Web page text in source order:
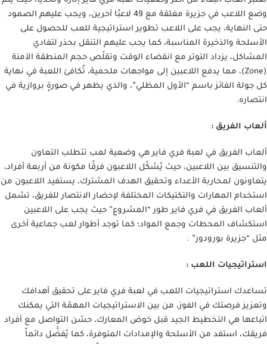
وضع اللاعب في جزيرة مغلقة مع 49 لاعبًا آخرين، ويجب عليهم الصمود
حتى النهاية، يجب على اللاعب تطوير استراتيجية للعب للحصول على
الأسلحة والذخيرة المناسبة، كما يجب عليهم التنقل بحذر لتفادي
المشاكل، يزداد التوتر مع انقضاء الوقت وتقلّص حجم المنطقة الآمنة
(Zone)، مما يدفع اللاعبين إلى مواجهات ملحمية، تُكافئ اللعبة في نهاية
كل جولة الفائز باسم “الأول المظلي”، والذي يظهر في صورةٍ بروازية في
انتصاره.
ألعاب الفريق :
ألعاب الفريق في لعبة فري فاير هي وضعية لعب تتطلب التعاون
والتنسيق بين اللاعبين، حيث يُشكّل اللاعبون فرقًا مكونة من أربعة أفراد،
يتعاونون لمحاربة الأعداء وتحقيق الهدف المشترك، يستفيد اللاعبون من
استخدام المهارات والتكتيكات المختلفة لإحضار الانتصار للفريق، تشمل
ألعاب الفريق في فري فاير طور “المشروع” حيث يجب على اللاعبين
استكشاف المحطات وجمع المواد؛ كما توجد أطوار لعب جماعية أخرى
مثل “جزيرة بورودور” .
استراتيجيات اللعب :
تساعدك استراتيجيات اللعب في لعبة فري فاير على تحقيق أهدافك
وتعزيز فرصتك في الفوز، من بين الاستراتيجيات المهمّة التي يمكنك
اتباعها هي التخطيط الجيد قبل خوض المعارك، حسّن التواصل مع أفراد
فريقك، استفد من الأسلحة والإمدادات المتوفرة، كما يُفضَّل دائماً